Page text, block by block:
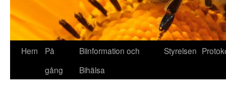
Hoppa
Hem
På
gång
Biinformation och
Bihälsa
Styrelsen